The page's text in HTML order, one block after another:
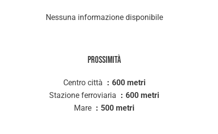
Nessuna informazione disponibile
Prossimità
Centro città
600 metri
Stazione ferroviaria
600 metri
Mare
500 metri